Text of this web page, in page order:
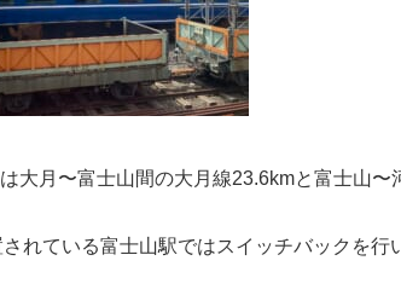
大月〜富士山間の大月線23.6kmと富士山〜
れている富士山駅ではスイッチバックを行